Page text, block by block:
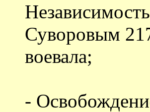
Суворовым
воевала;
-